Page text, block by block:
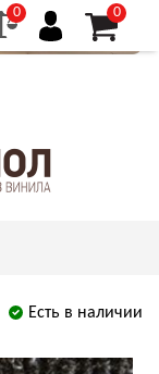
0 0
Есть в наличии